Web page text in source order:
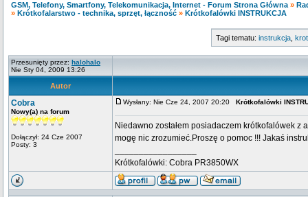
GSM, Telefony, Smartfony, Telekomunikacja, Internet - Forum Strona Główna »
» Krótkofalarstwo - technika, sprzęt, łączność » Krótkofalówki INSTRUKCJA
Tagi tematu: instrukcja,
Przesunięty przez: halohalo
Nie Sty 04, 2009 13:26
Autor
Cobra
Nowy(a) na forum
Dołączył: 24 Cze 2007
Posty: 3
Wysłany: Nie Cze 24, 2007 20:20 Krótkofalówki
Niedawno zostałem posiadaczem krótkofalówek
mogę nic zrozumieć.Proszę o pomoc !!! Jakaś
Krótkofalówki: Cobra PR3850WX